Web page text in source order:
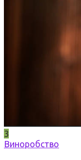
3
Виноробство